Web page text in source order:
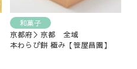
和菓子
京都府＞京都 全域
本わらび餅 極み【笹屋昌園】